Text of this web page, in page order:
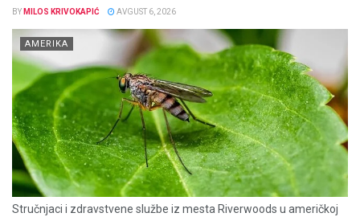
BY MILOS KRIVOKAPIĆ AVGUST 6, 2026
AMERIKA
Stručnjaci i zdravstvene službe iz mesta Riverwoods u američkoj